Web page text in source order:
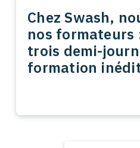
Chez Swash,
nos formateurs
trois demi-
formation